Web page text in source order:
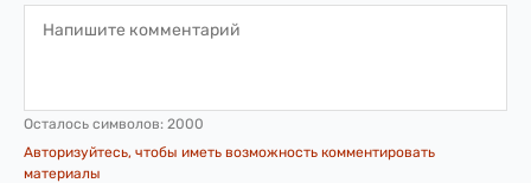
Осталось символов: 2000
Авторизуйтесь, чтобы иметь возможность комментировать
материалы